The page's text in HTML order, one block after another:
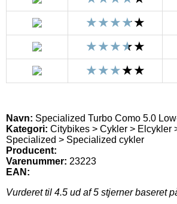
Navn: Specialized Turbo Como 5.0
Kategori: Citybikes > Cykler > Elcykler
Specialized > Specialized cykler
Producent:
Varenummer: 23223
EAN:
Vurderet til 4.5 ud af 5 stjerner baseret